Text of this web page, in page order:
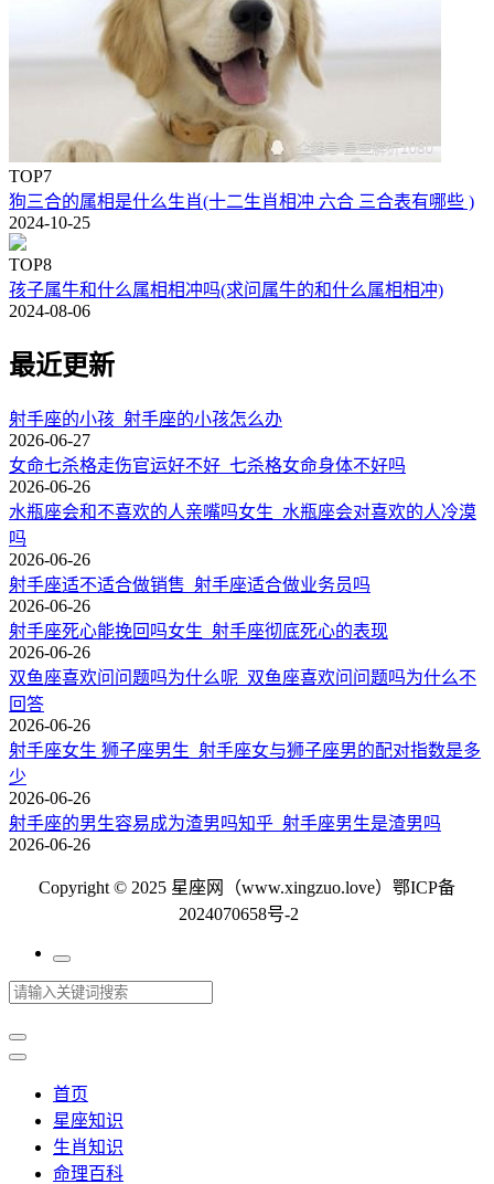
TOP7
狗三合的属相是什么生肖(十二生肖相冲 六合 三合表有哪些 )
2024-10-25
TOP8
孩子属牛和什么属相相冲吗(求问属牛的和什么属相相冲)
2024-08-06
最近更新
射手座的小孩_射手座的小孩怎么办
2026-06-27
女命七杀格走伤官运好不好_七杀格女命身体不好吗
2026-06-26
水瓶座会和不喜欢的人亲嘴吗女生_水瓶座会对喜欢的人冷漠
吗
2026-06-26
射手座适不适合做销售_射手座适合做业务员吗
2026-06-26
射手座死心能挽回吗女生_射手座彻底死心的表现
2026-06-26
双鱼座喜欢问问题吗为什么呢_双鱼座喜欢问问题吗为什么不
回答
2026-06-26
射手座女生 狮子座男生_射手座女与狮子座男的配对指数是多
少
2026-06-26
射手座的男生容易成为渣男吗知乎_射手座男生是渣男吗
2026-06-26
Copyright © 2025 星座网（www.xingzuo.love） 鄂ICP备
2024070658号-2
首页
星座知识
生肖知识
命理百科